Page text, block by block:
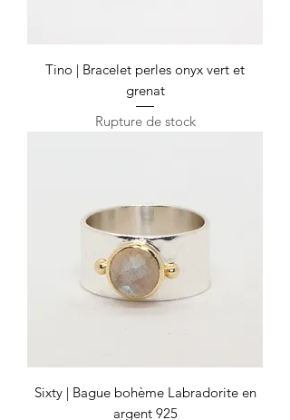
Tino | Bracelet perles onyx vert et
grenat
Rupture de stock
Sixty | Bague bohème Labradorite en
argent 925